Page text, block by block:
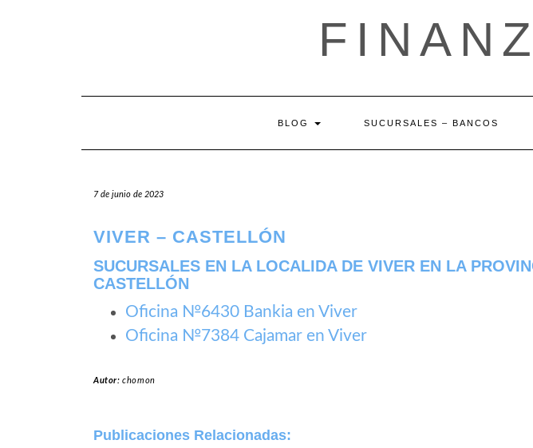
BLOG SUCURSALES – BANCOS
7 de junio de 2023
VIVER – CASTELLÓN
SUCURSALES EN LA LOCALIDA DE VIVER EN LA
CASTELLÓN
Oficina №6430 Bankia en Viver
Oficina №7384 Cajamar en Viver
Autor:chomon
Publicaciones Relacionadas: